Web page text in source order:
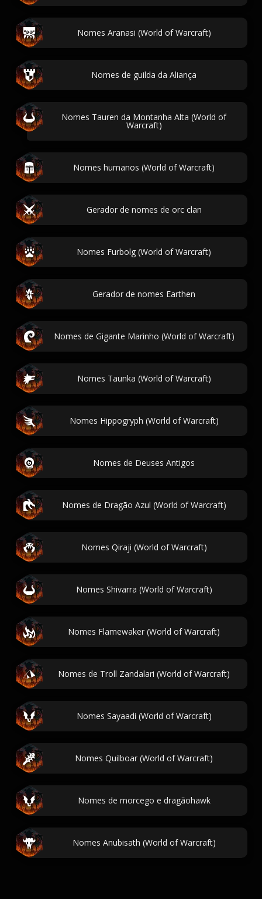
Nomes Aranasi (World of Warcraft)
Nomes de guilda da Aliança
Nomes Tauren da Montanha Alta (World of
Warcraft)
Nomes humanos (World of Warcraft)
Gerador de nomes de orc clan
Nomes Furbolg (World of Warcraft)
Gerador de nomes Earthen
Nomes de Gigante Marinho (World of Warcraft)
Nomes Taunka (World of Warcraft)
Nomes Hippogryph (World of Warcraft)
Nomes de Deuses Antigos
Nomes de Dragão Azul (World of Warcraft)
Nomes Qiraji (World of Warcraft)
Nomes Shivarra (World of Warcraft)
Nomes Flamewaker (World of Warcraft)
Nomes de Troll Zandalari (World of Warcraft)
Nomes Sayaadi (World of Warcraft)
Nomes Quilboar (World of Warcraft)
Nomes de morcego e dragãohawk
Nomes Anubisath (World of Warcraft)